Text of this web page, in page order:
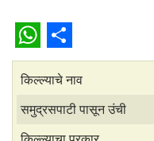
W
h
a
S
h
a
किल्ल्याचे नाव
समुद्रसपाटी पासून उंची